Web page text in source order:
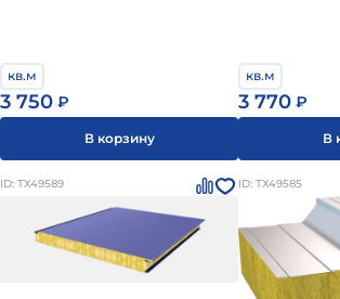
кв.м
3 750 ₽
В корзину
кв.м
3 770 ₽
В
ID: ТХ49589 ID: ТХ49585